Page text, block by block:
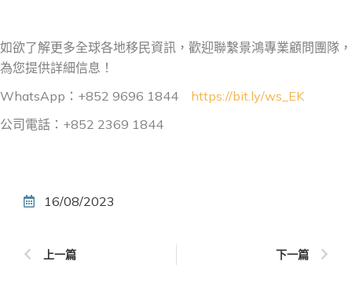
如欲了解更多全球各地移民資訊，歡迎聯繫景鴻專業顧問團隊，
為您提供詳細信息！
WhatsApp：+852 9696 1844 https://bit.ly/ws_EK
公司電話：+852 2369 1844
16/08/2023
上一篇 下一篇